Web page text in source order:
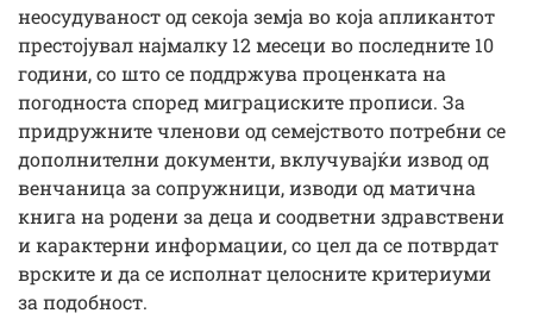
неосудуваност од секоја земја во која апликантот
престојувал најмалку 12 месеци во последните 10
години, со што се поддржува проценката на
погодноста според миграциските прописи. За
придружните членови од семејството потребни се
дополнителни документи, вклучувајќи извод од
венчаница за сопружници, изводи од матична
книга на родени за деца и соодветни здравствени
и карактерни информации, со цел да се потврдат
врските и да се исполнат целосните критериуми
за подобност.